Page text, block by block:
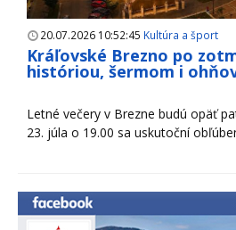
20.07.2026 10:52:45 Kultúra a šport
Kráľovské Brezno po
históriou, šermom i
Letné večery v Brezne budú opäť
23. júla o 19.00 sa uskutoční